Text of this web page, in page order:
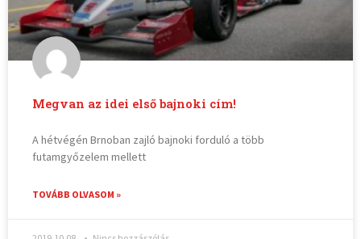
Megvan az idei első bajnoki cím!
A hétvégén Brnoban zajló bajnoki forduló a több
futamgyőzelem mellett
TOVÁBB OLVASOM »